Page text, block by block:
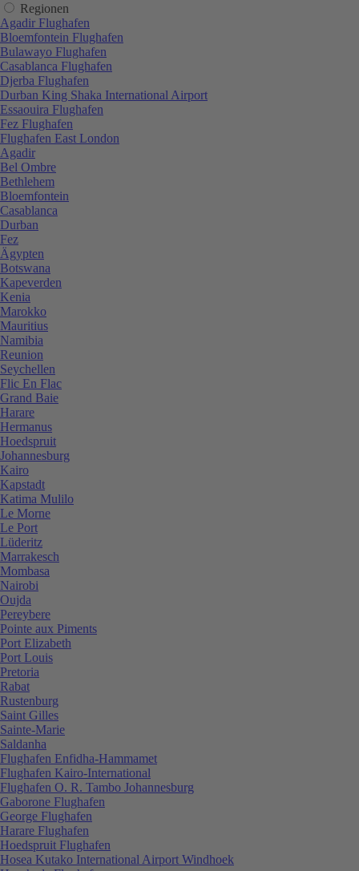
Regionen
Agadir Flughafen
Bloemfontein Flughafen
Bulawayo Flughafen
Casablanca Flughafen
Djerba Flughafen
Durban King Shaka International Airport
Essaouira Flughafen
Fez Flughafen
Flughafen East London
Agadir
Bel Ombre
Bethlehem
Bloemfontein
Casablanca
Durban
Fez
Ägypten
Botswana
Kapeverden
Kenia
Marokko
Mauritius
Namibia
Reunion
Seychellen
Flic En Flac
Grand Baie
Harare
Hermanus
Hoedspruit
Johannesburg
Kairo
Kapstadt
Katima Mulilo
Le Morne
Le Port
Lüderitz
Marrakesch
Mombasa
Nairobi
Oujda
Pereybere
Pointe aux Piments
Port Elizabeth
Port Louis
Pretoria
Rabat
Rustenburg
Saint Gilles
Sainte-Marie
Saldanha
Flughafen Enfidha-Hammamet
Flughafen Kairo-International
Flughafen O. R. Tambo Johannesburg
Gaborone Flughafen
George Flughafen
Harare Flughafen
Hoedspruit Flughafen
Hosea Kutako International Airport Windhoek